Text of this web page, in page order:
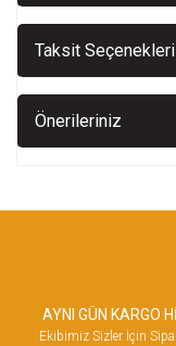
Taksit Seçenekleri
Önerileriniz
AYNI GÜN KARGO
Ekibimiz Sizler İçin